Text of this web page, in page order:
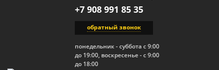
+7 908 991 85 35
обратный звонок
понедельник - суббота с 9:00
до 19:00, воскресенье - с 9:00
до 18:00